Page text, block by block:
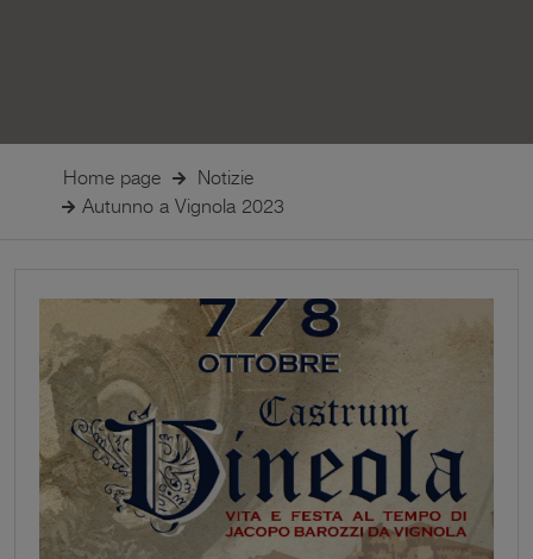
Home page
Notizie
Autunno a Vignola 2023